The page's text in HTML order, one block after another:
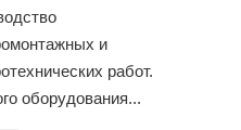
и
работ.
оборудования...